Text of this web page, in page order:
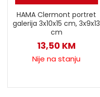
HAMA Clermont portret
galerija 3x10x15 cm, 3x9x13
cm
13,50 KM
Nije na stanju